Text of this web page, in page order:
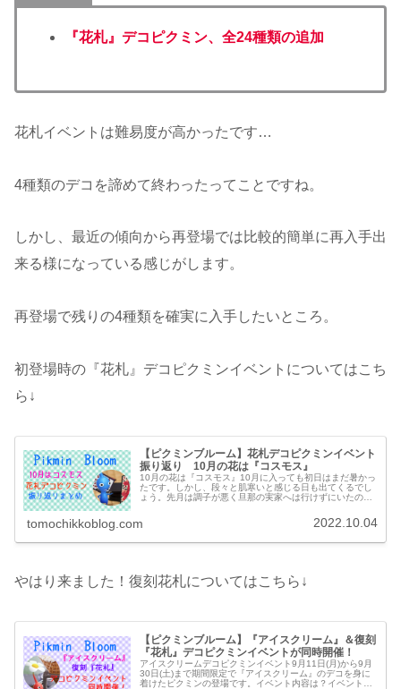
『花札』デコピクミン、全24種類の追加
花札イベントは難易度が高かったです…
4種類のデコを諦めて終わったってことですね。
しかし、最近の傾向から再登場では比較的簡単に再入手出
来る様になっている感じがします。
再登場で残りの4種類を確実に入手したいところ。
初登場時の『花札』デコピクミンイベントについてはこち
ら↓
【ピクミンブルーム】花札デコピクミンイベント
振り返り 10月の花は『コスモス』
10月の花は『コスモス』10月に入っても初日はまだ暑かっ
たです。しかし、段々と肌寒いと感じる日も出てくるでし
ょう。先月は調子が悪く旦那の実家へは行けずにいたので
tomochikkoblog.com 2022.10.04
やはり来ました！復刻花札についてはこちら↓
【ピクミンブルーム】『アイスクリーム』＆復刻
『花札』デコピクミンイベントが同時開催！
アイスクリームデコピクミンイベント9月11日(月)から9月
30日(土)まで期間限定で『アイスクリーム』のデコを身に
着けたピクミンの登場です。イベント内容は？イベントの